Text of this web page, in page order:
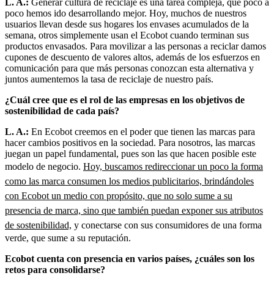
poco hemos ido desarrollando mejor. Hoy, muchos de nuestros
usuarios llevan desde sus hogares los envases acumulados de la
semana, otros simplemente usan el Ecobot cuando terminan sus
productos envasados. Para movilizar a las personas a reciclar damos
cupones de descuento de valores altos, además de los esfuerzos en
comunicación para que más personas conozcan esta alternativa y
juntos aumentemos la tasa de reciclaje de nuestro país.
¿Cuál cree que es el rol de las empresas en los objetivos de
sostenibilidad de cada país?
L. A.: En Ecobot creemos en el poder que tienen las marcas para
hacer cambios positivos en la sociedad. Para nosotros, las marcas
juegan un papel fundamental, pues son las que hacen posible este
modelo de negocio. Hoy, buscamos redireccionar un poco la forma
como las marca consumen los medios publicitarios, brindándoles
con Ecobot un medio con propósito, que no solo sume a su
presencia de marca, sino que también puedan exponer sus atributos
de sostenibilidad, y conectarse con sus consumidores de una forma
verde, que sume a su reputación.
Ecobot cuenta con presencia en varios países, ¿cuáles son los
retos para consolidarse?